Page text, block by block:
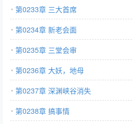
第0233章 三大首席
第0234章 新老会面
第0235章 三堂会审
第0236章 大妖，地母
第0237章 深渊峡谷消失
第0238章 搞事情